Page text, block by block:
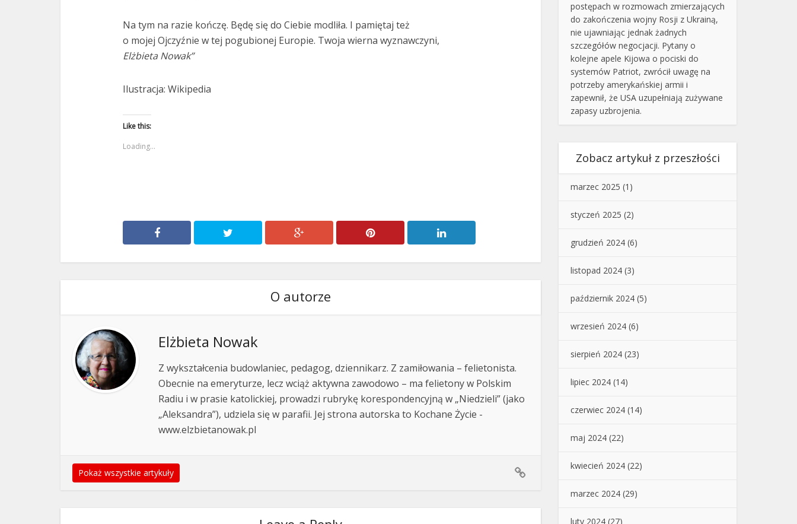
Na tym na razie kończę. Będę się do Ciebie modliła. I pamiętaj też
o mojej Ojczyźnie w tej pogubionej Europie. Twoja wierna wyznawczyni,
Elżbieta Nowak”
Ilustracja: Wikipedia
Like this:
Loading...
O autorze
Elżbieta Nowak
Z wykształcenia budowlaniec, pedagog, dziennikarz. Z zamiłowania – felietonista.
Obecnie na emeryturze, lecz wciąż aktywna zawodowo – ma felietony w Polskim
Radiu i w prasie katolickiej, prowadzi rubrykę korespondencyjną w „Niedzieli” (jako
„Aleksandra”), udziela się w parafii. Jej strona autorska to Kochane Życie -
www.elzbietanowak.pl
Pokaż wszystkie artykuły
postępach w rozmowach zmierzających
do zakończenia wojny Rosji z Ukrainą,
nie ujawniając jednak żadnych
szczegółów negocjacji. Pytany o
kolejne apele Kijowa o pociski do
systemów Patriot, zwrócił uwagę na
potrzeby amerykańskiej armii i
zapewnił, że USA uzupełniają zużywane
zapasy uzbrojenia.
Zobacz artykuł z przeszłości
marzec 2025 (1)
styczeń 2025 (2)
grudzień 2024 (6)
listopad 2024 (3)
październik 2024 (5)
wrzesień 2024 (6)
sierpień 2024 (23)
lipiec 2024 (14)
czerwiec 2024 (14)
maj 2024 (22)
kwiecień 2024 (22)
marzec 2024 (29)
luty 2024 (27)